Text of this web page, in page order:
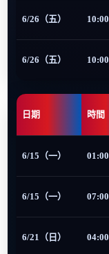
6/26（五） 10:00
6/26（五） 10:00
日期 時間
6/15（一） 01:00
6/15（一） 07:00
6/21（日） 04:00